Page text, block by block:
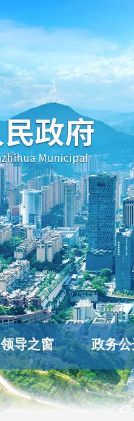
领导之窗 政务